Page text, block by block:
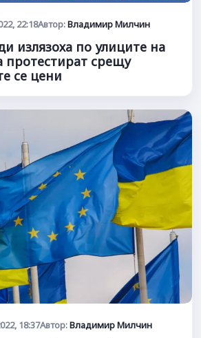
22:18Автор:Владимир Милчин
излязоха по улиците на
протестират срещу
се цени
18:37Автор:Владимир Милчин